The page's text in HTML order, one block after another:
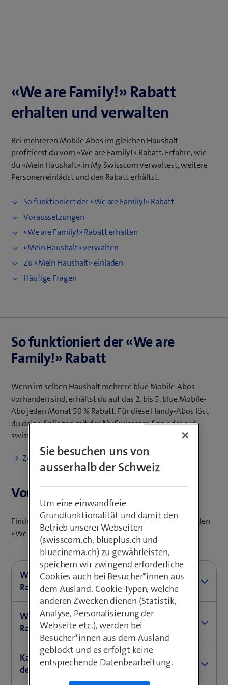
«We are Family!» Rabatt
erhalten und verwalten
Bei mehreren Mobile Abos im gleichen Haushalt
profitierst du vom «We are Family!» Rabatt. Erfahre, wie
du «Mein Haushalt» in My Swisscom verwaltest, weitere
Personen einlädst und den Rabatt erhältst.
So funktioniert der «We are Family!» Rabatt
Voraussetzungen
«We are Family!» Rabatt erhalten
«Mein Haushalt» verwalten
Zu «Mein Haushalt» einladen
Häufige Fragen
So funktioniert der «We are
Family!» Rabatt
Wenn im selben Haushalt mehrere blue Mobile-Abos
vorhanden sind, erhältst du auf das 2. bis 5. blue Mobile-
Abo jeden Monat 50 % Rabatt. Für diese Handy‑Abos löst
du deine Anliegen mit der My Swisscom App oder auf
swisscom.ch.
Zum «We are Family!» Rabatt
Voraussetzungen
Finde heraus, ob du die Voraussetzungen erfüllst, um den
«We are Family!» Rabatt zu erhalten.
Welche Abos können vom «We are Family!»
Rabatt profitieren?
Folgende blue Mobile-Abos kannst du kombinieren,
um vom Rabatt zu profitieren:
1. Abo – kein Rabatt
blue Mobile S / M / L / XL
inOne mobile premium
blue Mobile Special10 / 20 / 30 / 40
Was ist nötig, um den «We are Family!»
Rabatt zu erhalten?
Mindestens zwei berechtigte blue Mobile-Abos mit
derselben Wohnadresse.
Die Handy-Abos lauten auf dieselbe Person oder
Kann ein Haushalt den Kombi-Rabatt mit
dem «We are Family!» Rabatt kombinieren?
Sie besuchen uns von
ausserhalb der Schweiz
Um eine einwandfreie
Grundfunktionalität und damit den
Betrieb unserer Webseiten
(swisscom.ch, blueplus.ch und
bluecinema.ch) zu gewährleisten,
speichern wir zwingend erforderliche
Cookies auch bei Besucher*innen aus
dem Ausland. Cookie-Typen, welche
anderen Zwecken dienen (Statistik,
Analyse, Personalisierung der
Webseite etc.), werden bei
Besucher*innen aus dem Ausland
geblockt und es erfolgt keine
entsprechende Datenbearbeitung.